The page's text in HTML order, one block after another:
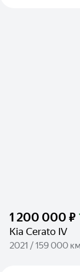
1 200 000 ₽
Kia Cerato IV
2021 / 159 000 км